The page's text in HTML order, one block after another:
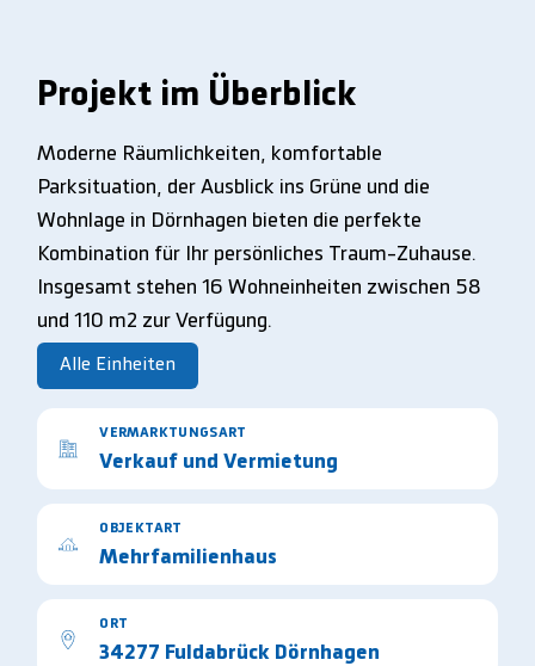
Projekt im Überblick
Moderne Räumlichkeiten, komfortable
Parksituation, der Ausblick ins Grüne und die
Wohnlage in Dörnhagen bieten die perfekte
Kombination für Ihr persönliches Traum-Zuhause.
Insgesamt stehen 16 Wohneinheiten zwischen 58
und 110 m2 zur Verfügung.
Alle Einheiten
VERMARKTUNGSART
Verkauf und Vermietung
OBJEKTART
Mehrfamilienhaus
ORT
34277 Fuldabrück Dörnhagen